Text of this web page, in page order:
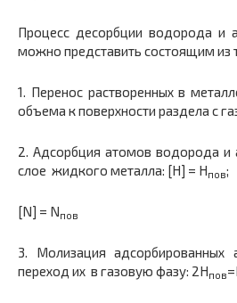
Процесс десорбции водорода и
можно представить состоящим из
1. Перенос растворенных в
объема к поверхности раздела с
2. Адсорбция атомов водорода и
слое жидкого металла: [H] = Hпов;
[N] = Nпов
3. Молизация
переход их в газовую фазу: 2Hпов